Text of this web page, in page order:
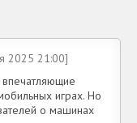
2025 21:00]
играх. Но
о машинах